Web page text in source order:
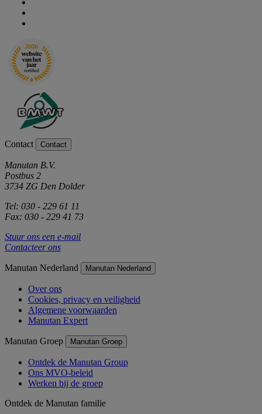
Contact Contact
Manutan B.V.
Postbus 2
3734 ZG Den Dolder
Tel: 030 - 229 61 11
Fax: 030 - 229 41 73
Stuur ons een e-mail
Contacteer ons
Manutan Nederland Manutan Nederland
Over ons
Cookies, privacy en veiligheid
Algemene voorwaarden
Manutan Expert
Manutan Groep Manutan Groep
Ontdek de Manutan Group
Ons MVO-beleid
Werken bij de groep
Ontdek de Manutan familie